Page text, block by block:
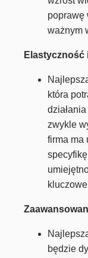
poprawę
ważnym
Elastyczność
która
zwykle
firma ma
będzie